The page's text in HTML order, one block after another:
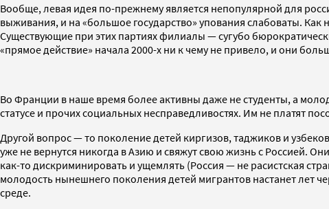
Вообще, левая идея по-прежнему является непопулярной для
выживания, и на «большое государство» упования слабоваты.
Существующие при этих партиях филиалы — сугубо
«прямое действие» начала 2000-х ни к чему не привело, и они
Во Франции в наше время более активны даже не студенты, а
статусе и прочих социальных несправедливостях. Им не платят
Другой вопрос — то поколение детей киргизов, таджиков и
уже не вернутся никогда в Азию и свяжут свою жизнь с Россией.
как-то дискриминировать и ущемлять (Россия — не расистская
молодость нынешнего поколения детей мигрантов настанет лет
среде.